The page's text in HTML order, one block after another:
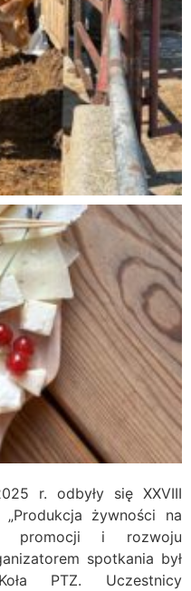
r. odbyły się XXVIII
żywności na
promocji i rozwoju
spotkania był
PTZ. Uczestnicy